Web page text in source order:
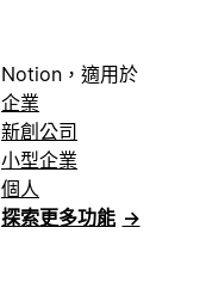
Notion，適用於
企業
新創公司
小型企業
個人
探索更多功能 →